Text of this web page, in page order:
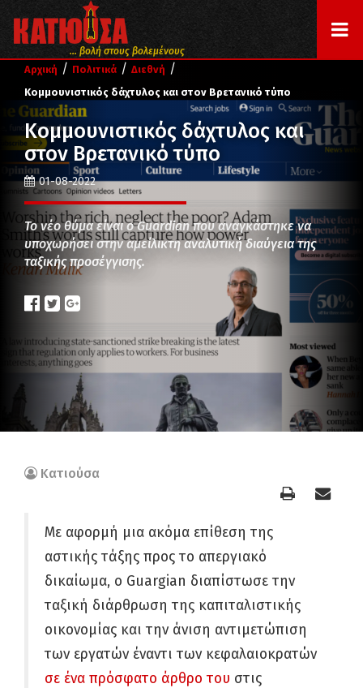
... βολή στους βολεμένους
Αρχική / Πολιτικά / Διεθνή /
Κομμουνιστικός δάχτυλος και στον Βρετανικό τύπο
Κομμουνιστικός δάχτυλος και
στον Βρετανικό τύπο
01-08-2022
Το νέο θύμα είναι ο Guardian που αναγκάστηκε να
υποχωρήσει στην αμείλικτη αναλυτική διαύγεια της
ταξικής προσέγγισης.
Κατιούσα
Με αφορμή μια ακόμα επίθεση της
αστικής τάξης προς το απεργιακό
δικαίωμα, ο Guargian διαπίστωσε την
ταξική διάρθρωση της καπιταλιστικής
οικονομίας και την άνιση αντιμετώπιση
των εργατών έναντι των κεφαλαιοκρατών
σε ένα πρόσφατο άρθρο του στις